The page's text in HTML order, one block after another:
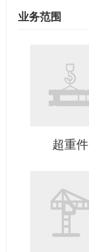
业务范围
超重件